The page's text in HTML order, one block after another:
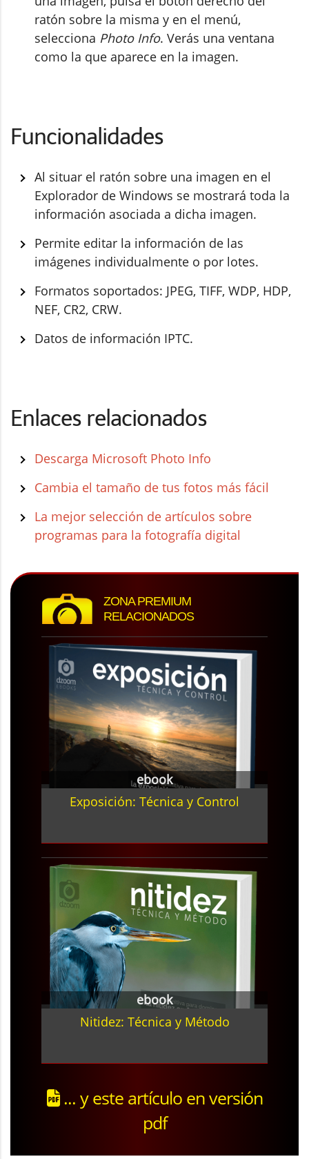
ratón sobre la misma y en el menú,
selecciona Photo Info. Verás una ventana
como la que aparece en la imagen.
Funcionalidades
Al situar el ratón sobre una imagen en el
Explorador de Windows se mostrará toda la
información asociada a dicha imagen.
Permite editar la información de las
imágenes individualmente o por lotes.
Formatos soportados: JPEG, TIFF, WDP, HDP,
NEF, CR2, CRW.
Datos de información IPTC.
Enlaces relacionados
Descarga Microsoft Photo Info
Cambia el tamaño de tus fotos más fácil
La mejor selección de artículos sobre
programas para la fotografía digital
ZONA PREMIUM
RELACIONADOS
ebook
Exposición: Técnica y Control
ebook
Nitidez: Técnica y Método
... y este artículo en versión
pdf